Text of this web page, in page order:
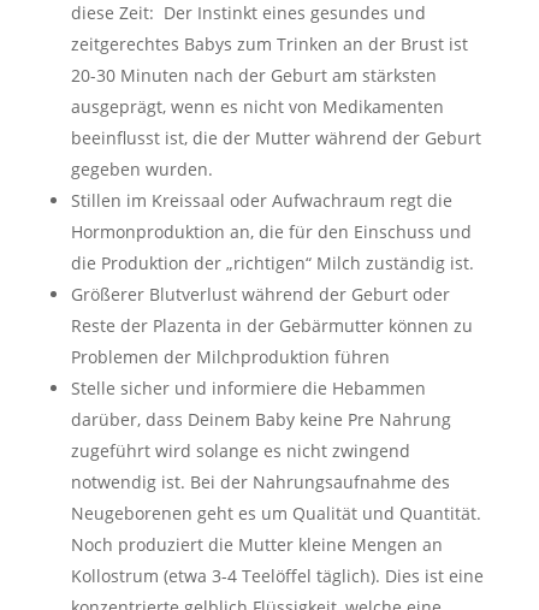
diese Zeit: Der Instinkt eines gesundes und
zeitgerechtes Babys zum Trinken an der Brust ist
20-30 Minuten nach der Geburt am stärksten
ausgeprägt, wenn es nicht von Medikamenten
beeinflusst ist, die der Mutter während der Geburt
gegeben wurden.
Stillen im Kreissaal oder Aufwachraum regt die
Hormonproduktion an, die für den Einschuss und
die Produktion der „richtigen“ Milch zuständig ist.
Größerer Blutverlust während der Geburt oder
Reste der Plazenta in der Gebärmutter können zu
Problemen der Milchproduktion führen
Stelle sicher und informiere die Hebammen
darüber, dass Deinem Baby keine Pre Nahrung
zugeführt wird solange es nicht zwingend
notwendig ist. Bei der Nahrungsaufnahme des
Neugeborenen geht es um Qualität und Quantität.
Noch produziert die Mutter kleine Mengen an
Kollostrum (etwa 3-4 Teelöffel täglich). Dies ist eine